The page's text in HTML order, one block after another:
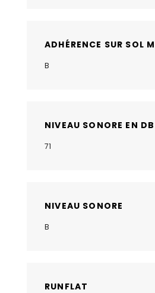
ADHÉRENCE SUR SOL
B
NIVEAU SONORE EN DB
71
NIVEAU SONORE
B
RUNFLAT